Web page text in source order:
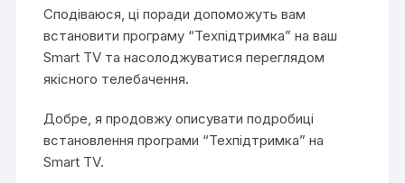
Сподіваюся, ці поради допоможуть вам
встановити програму “Техпідтримка” на ваш
Smart TV та насолоджуватися переглядом
якісного телебачення.
Добре, я продовжу описувати подробиці
встановлення програми “Техпідтримка” на
Smart TV.